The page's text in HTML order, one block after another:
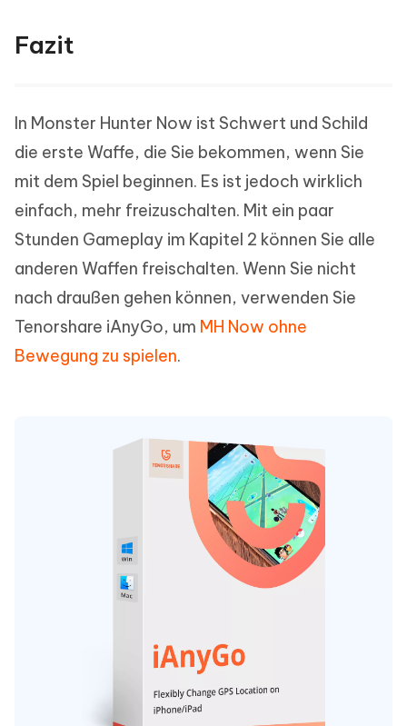
Fazit
In Monster Hunter Now ist Schwert und Schild
die erste Waffe, die Sie bekommen, wenn Sie
mit dem Spiel beginnen. Es ist jedoch wirklich
einfach, mehr freizuschalten. Mit ein paar
Stunden Gameplay im Kapitel 2 können Sie alle
anderen Waffen freischalten. Wenn Sie nicht
nach draußen gehen können, verwenden Sie
Tenorshare iAnyGo, um MH Now ohne
Bewegung zu spielen.